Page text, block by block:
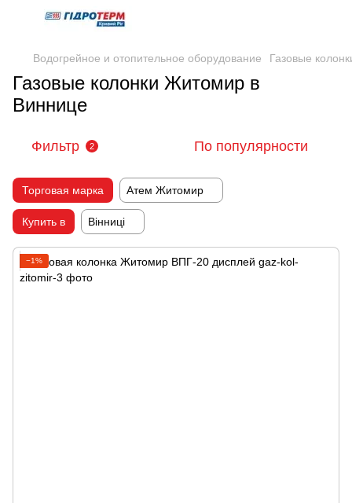
Водогрейное и отопительное оборудование Газовые
Газовые колонки Житомир в
Виннице
Фильтр 2 По популярности
Торговая марка Атем Житомир
Купить в Вінниці
−1%